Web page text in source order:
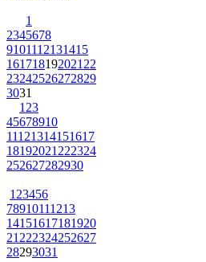
1
2345678
9101112131415
16171819202122
23242526272829
3031
123
45678910
11121314151617
18192021222324
252627282930
123456
78910111213
14151617181920
21222324252627
28293031